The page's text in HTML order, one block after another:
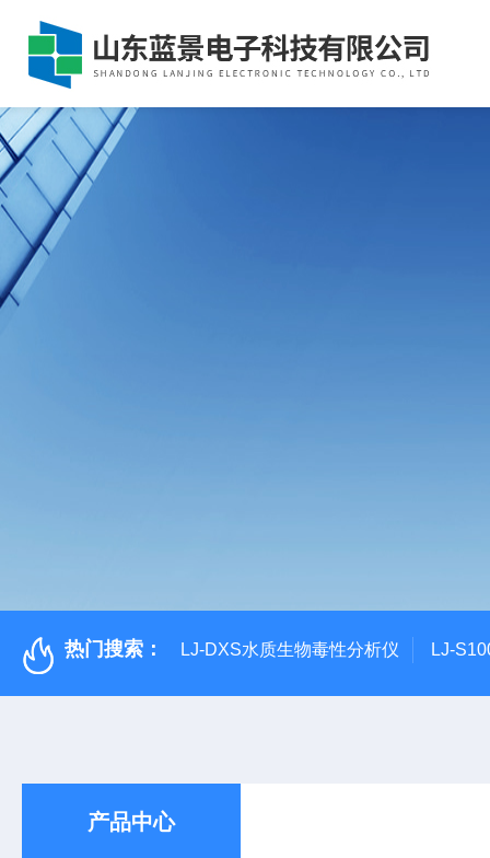
热门搜索： LJ-DXS水质生物毒性分析仪 LJ-
产品中心